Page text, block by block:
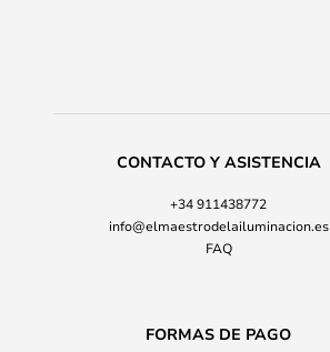
CONTACTO Y ASISTENCIA
+34 911438772
info@elmaestrodelailuminacion.es
FAQ
FORMAS DE PAGO